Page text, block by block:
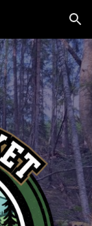
Skip to navigation